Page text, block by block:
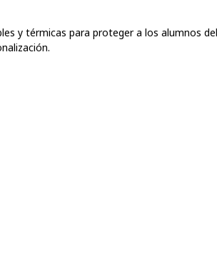
y térmicas para proteger a los alumnos